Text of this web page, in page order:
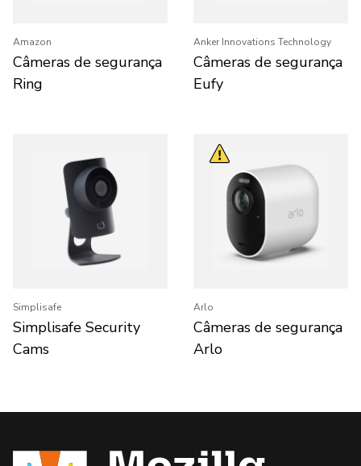
Amazon
Câmeras de segurança
Ring
Anker Innovations Technology
Câmeras de segurança
Eufy
Simplisafe
Simplisafe Security
Cams
Arlo
Câmeras de segurança
Arlo